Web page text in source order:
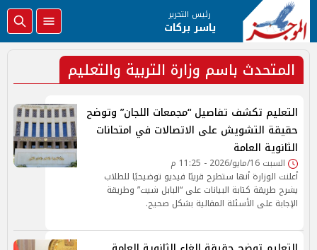
رئيس التحرير
ياسر بركات
المتحدث باسم وزارة التربية والتعليم
التعليم تكشف تفاصيل “مجمعات اللجان” وتوضح
حقيقة التشويش على الاتصالات في امتحانات
الثانوية العامة
السبت 16/مايو/2026 - 11:25 م
أعلنت الوزارة أنها ستطرح قريبًا فيديو توضيحيًا للطلاب
يشرح طريقة كتابة البيانات على “البابل شيت” وطريقة
الإجابة على الأسئلة المقالية بشكل صحيح.